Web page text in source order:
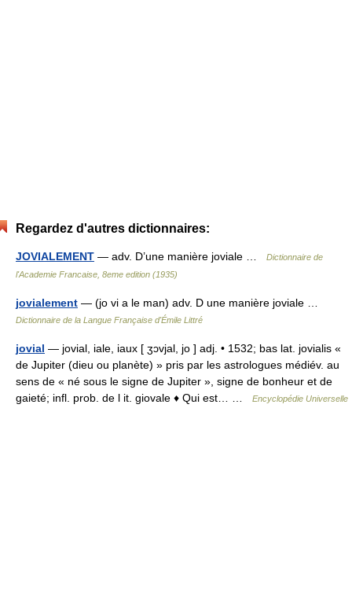
Regardez d'autres dictionnaires:
JOVIALEMENT — adv. D’une manière joviale …
Dictionnaire de
l'Academie Francaise, 8eme edition (1935)
jovialement — (jo vi a le man) adv. D une manière joviale …
Dictionnaire de la Langue Française d'Émile Littré
jovial — jovial, iale, iaux [ ʒɔvjal, jo ] adj. • 1532; bas lat. jovialis «
de Jupiter (dieu ou planète) » pris par les astrologues médiév. au
sens de « né sous le signe de Jupiter », signe de bonheur et de
gaieté; infl. prob. de l it. giovale ♦ Qui est… …
Encyclopédie Universelle